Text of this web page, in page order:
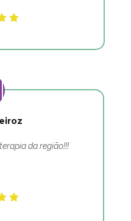
da região!!!